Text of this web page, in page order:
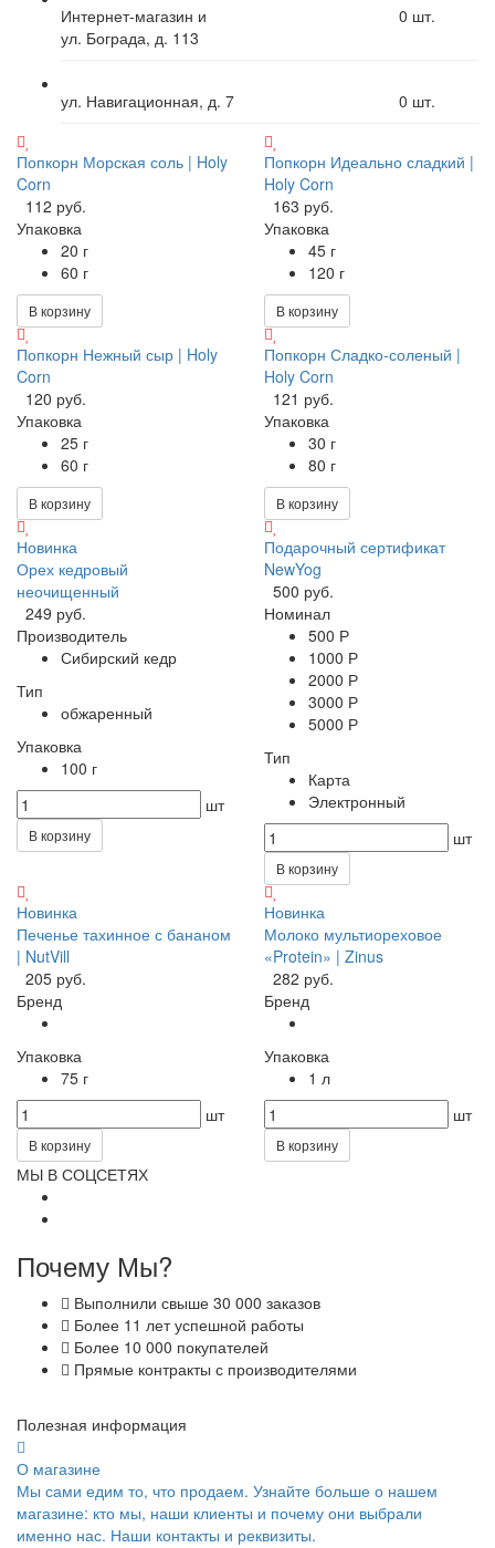
Интернет-магазин и
ул. Бограда, д. 113
0 шт.
ул. Навигационная, д. 7 0 шт.
Попкорн Морская соль | Holy
Corn
112 руб.
Упаковка
20 г
60 г
В корзину
Попкорн Идеально сладкий |
Holy Corn
163 руб.
Упаковка
45 г
120 г
В корзину
Попкорн Нежный сыр | Holy
Corn
120 руб.
Упаковка
25 г
60 г
В корзину
Попкорн Сладко-соленый |
Holy Corn
121 руб.
Упаковка
30 г
80 г
В корзину
Новинка
Орех кедровый
неочищенный
249 руб.
Производитель
Сибирский кедр
Тип
обжаренный
Упаковка
100 г
шт
В корзину
Подарочный сертификат
NewYog
500 руб.
Номинал
500 Р
1000 Р
2000 Р
3000 Р
5000 Р
Тип
Карта
Электронный
шт
В корзину
Новинка
Печенье тахинное с бананом
| NutVill
205 руб.
Бренд
Упаковка
75 г
шт
В корзину
Новинка
Молоко мультиореховое
«Protein» | Zinus
282 руб.
Бренд
Упаковка
1 л
шт
В корзину
МЫ В СОЦСЕТЯХ
Почему Мы?
Выполнили свыше 30 000 заказов
Более 11 лет успешной работы
Более 10 000 покупателей
Прямые контракты с производителями
Полезная информация
О магазине
Мы сами едим то, что продаем. Узнайте больше о нашем
магазине: кто мы, наши клиенты и почему они выбрали
именно нас. Наши контакты и реквизиты.